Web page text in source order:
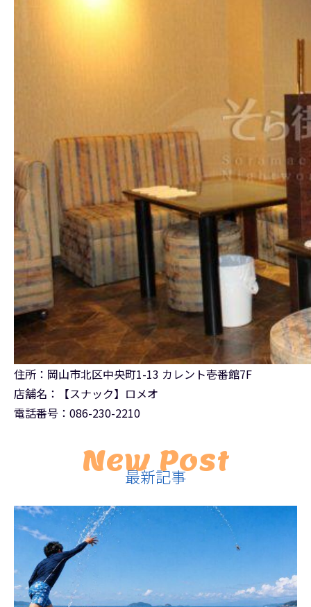
住所：岡山市北区中央町1-13 カレント壱番館7F
店舗名：【スナック】ロメオ
電話番号：086-230-2210
New Post
最新記事